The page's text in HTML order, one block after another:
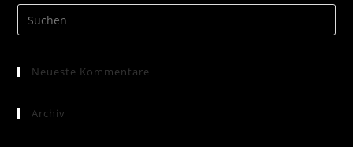
Neueste Kommentare
Archiv